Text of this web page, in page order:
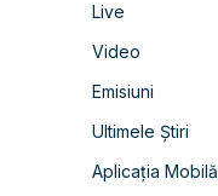
Live
Video
Emisiuni
Ultimele Știri
Aplicația Mobilă